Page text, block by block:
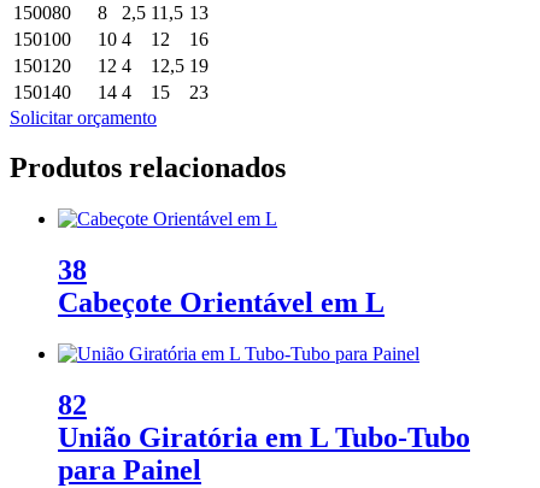
150080
8 2,5 11,5 13
150100
10 4 12
16
150120
12 4 12,5 19
150140
14 4 15
23
Solicitar orçamento
Produtos relacionados
38
Cabeçote Orientável em L
82
União Giratória em L Tubo-Tubo
para Painel